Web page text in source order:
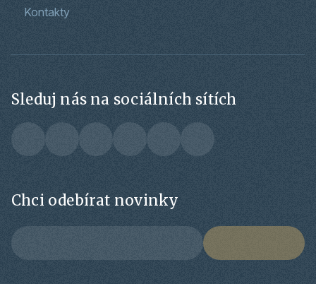
Kontakty
Sleduj nás na sociálních sítích
Chci odebírat novinky